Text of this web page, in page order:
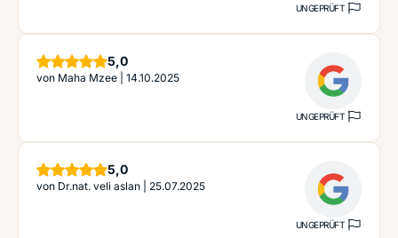
UNGEPRÜFT
5,0Sterne
von Maha Mzee 14.10.2025
UNGEPRÜFT
5,0Sterne
von Dr.nat. veli aslan 25.07.2025
UNGEPRÜFT